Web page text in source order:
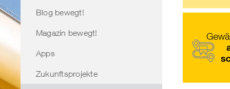
Blog bewegt!
Magazin bewegt!
Apps
Zukunftsprojekte